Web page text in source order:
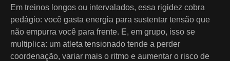
Em treinos longos ou intervalados, essa rigidez cobra
pedágio: você gasta energia para sustentar tensão que
não empurra você para frente. E, em grupo, isso se
multiplica: um atleta tensionado tende a perder
coordenação, variar mais o ritmo e aumentar o risco de